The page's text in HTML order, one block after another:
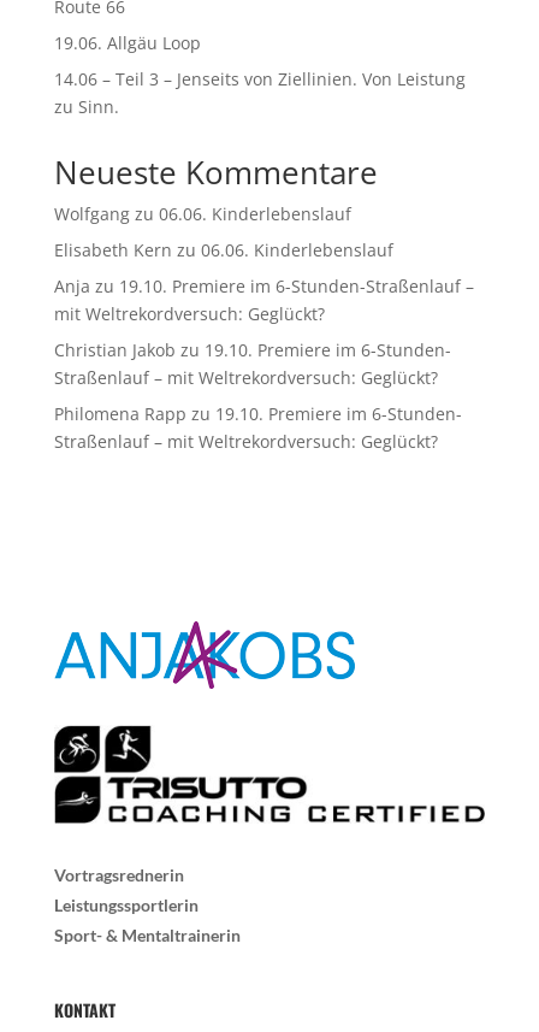
Route 66
19.06. Allgäu Loop
14.06 – Teil 3 – Jenseits von Ziellinien. Von Leistung
zu Sinn.
Neueste Kommentare
Wolfgangzu 06.06. Kinderlebenslauf
Elisabeth Kern zu 06.06. Kinderlebenslauf
Anja zu 19.10. Premiere im 6-Stunden-Straßenlauf –
mit Weltrekordversuch: Geglückt?
Christian Jakob zu 19.10. Premiere im 6-Stunden-
Straßenlauf – mit Weltrekordversuch: Geglückt?
Philomena Rapp zu 19.10. Premiere im 6-Stunden-
Straßenlauf – mit Weltrekordversuch: Geglückt?
Vortragsrednerin
Leistungssportlerin
Sport- & Mentaltrainerin
KONTAKT